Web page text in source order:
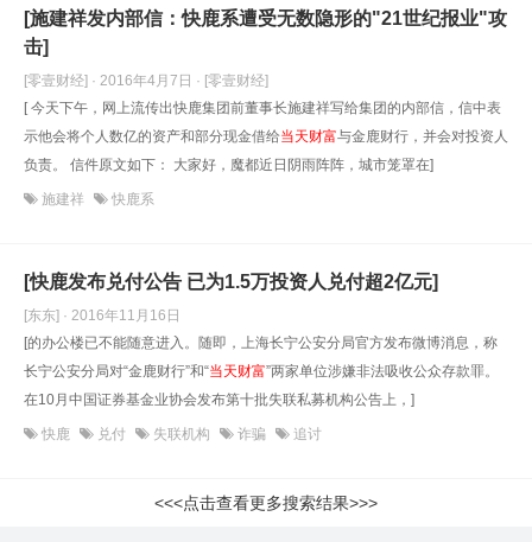
[施建祥发内部信：快鹿系遭受无数隐形的"21世纪报业"攻
击]
[零壹财经] · 2016年4月7日 · [零壹财经]
[ 今天下午，网上流传出快鹿集团前董事长施建祥写给集团的内部信，信中表
示他会将个人数亿的资产和部分现金借给当天财富与金鹿财行，并会对投资人
负责。 信件原文如下： 大家好，魔都近日阴雨阵阵，城市笼罩在]
施建祥 快鹿系
[快鹿发布兑付公告 已为1.5万投资人兑付超2亿元]
[东东] · 2016年11月16日
[的办公楼已不能随意进入。随即，上海长宁公安分局官方发布微博消息，称
长宁公安分局对“金鹿财行”和“当天财富”两家单位涉嫌非法吸收公众存款罪。
在10月中国证券基金业协会发布第十批失联私募机构公告上，]
快鹿 兑付 失联机构 诈骗 追讨
<<<点击查看更多搜索结果>>>